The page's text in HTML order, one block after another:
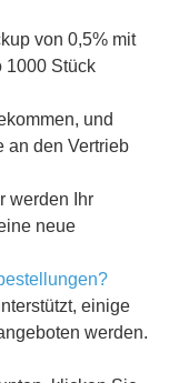
von 0,5% mit
1000 Stück
und
an den Vertrieb
werden Ihr
neue
einige
werden.